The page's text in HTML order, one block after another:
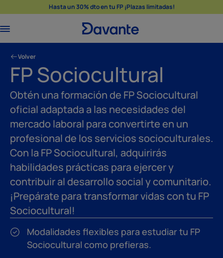
Hasta un 30% dto en tu FP ¡Plazas limitadas!
Volver
FP Sociocultural
Obtén una formación de FP Sociocultural
oficial adaptada a las necesidades del
mercado laboral para convertirte en un
profesional de los servicios socioculturales.
Con la FP Sociocultural, adquirirás
habilidades prácticas para ejercer y
contribuir al desarrollo social y comunitario.
¡Prepárate para transformar vidas con tu FP
Sociocultural!
Modalidades flexibles para estudiar tu FP
Sociocultural como prefieras.